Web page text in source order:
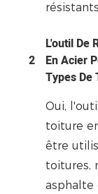
2
L'outil De
En Acier
Types De
Oui,
toiture
être
toitures,
asphalte